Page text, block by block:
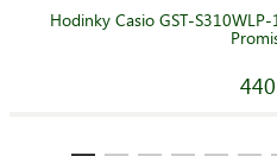
Hodinky Casio GST-